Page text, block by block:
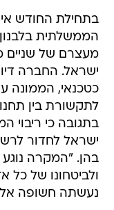
בתחילת החודש
הממשלתית
מעצרם של שניים
ישראל. החברה
כטכנאי, הממונה
לתקשורת בין
בתגובה כי ריבוי
ישראל לחדור
בהן. "המקרה נוגע
ולביטחונו של כל
נעשתה חשופה אל